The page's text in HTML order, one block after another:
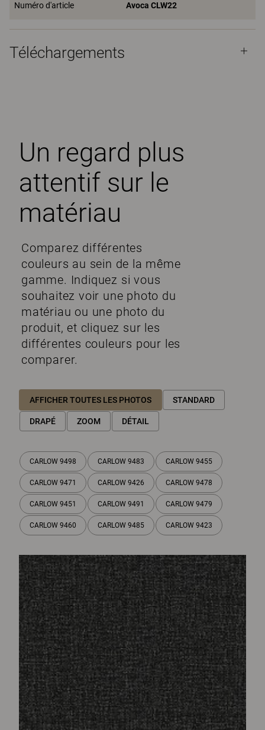
Numéro d'article Avoca CLW22
Téléchargements
Un regard plus
attentif sur le
matériau
Comparez différentes
couleurs au sein de la même
gamme. Indiquez si vous
souhaitez voir une photo du
matériau ou une photo du
produit, et cliquez sur les
différentes couleurs pour les
comparer.
AFFICHER TOUTES LES PHOTOS STANDARD
DRAPÉ ZOOM DÉTAIL
CARLOW 9498 CARLOW 9483 CARLOW 9455
CARLOW 9471 CARLOW 9426 CARLOW 9478
CARLOW 9451 CARLOW 9491 CARLOW 9479
CARLOW 9460 CARLOW 9485 CARLOW 9423